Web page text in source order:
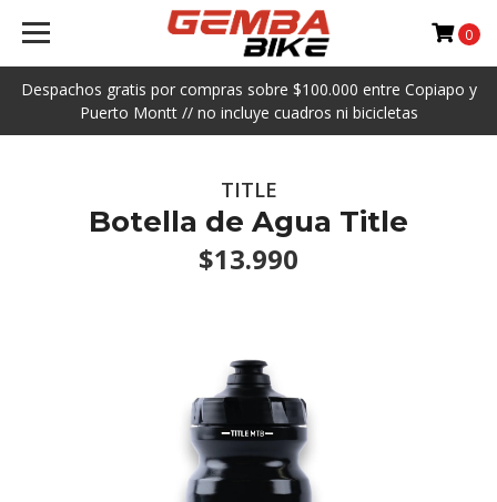
Despachos gratis por compras sobre $100.000 entre Copiapo y
Puerto Montt // no incluye cuadros ni bicicletas
0
TITLE
Botella de Agua Title
$13.990